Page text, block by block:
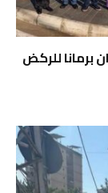
برمانا للركض